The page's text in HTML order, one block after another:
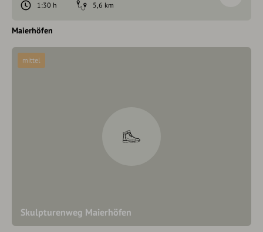
1:30 h
5,6 km
Maierhöfen
Skulpturenweg Maierhöfen
mittel